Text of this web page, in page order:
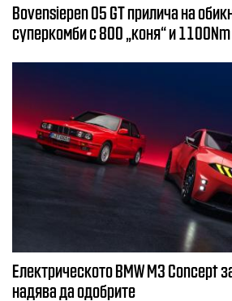
Bovensiepen 05 GT прилича на
суперкомби с 800 „коня“ и 1100Nm
Електрическото BMW M3 Concept
надява да одобрите